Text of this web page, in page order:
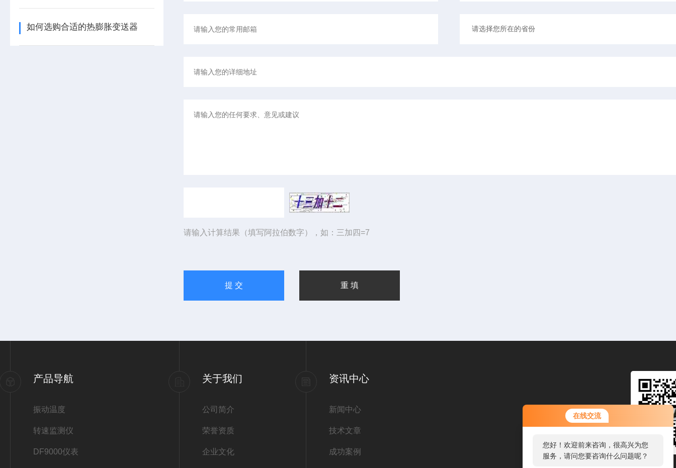
在线交流
您好！欢迎前来咨询，很高兴为您
服务，请问您要咨询什么问题呢？
您好，看您停留很久了，是否找到
了需求产品，您可以直接在线与我
如何选购合适的热膨胀变送器
请输入计算结果（填写阿拉伯数字），如：三加四=7
产品导航
振动温度
转速监测仪
DF9000仪表
关于我们
公司简介
荣誉资质
企业文化
资讯中心
新闻中心
技术文章
成功案例